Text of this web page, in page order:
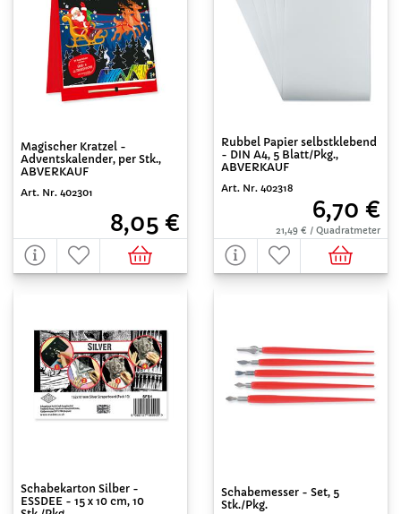
Magischer Kratzel -
Adventskalender, per Stk.,
ABVERKAUF
Art. Nr. 402301
8,05 €
Rubbel Papier selbstklebend
- DIN A4, 5 Blatt/Pkg.,
ABVERKAUF
Art. Nr. 402318
6,70 €
21,49 € / Quadratmeter
Schabekarton Silber -
ESSDEE - 15 x 10 cm, 10
Schabemesser - Set, 5
Stk./Pkg.